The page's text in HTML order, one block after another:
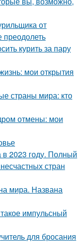
от
преодолеть
курить за пару
мои открытия
страны мира: кто
отмены: мои
2023 году. Полный
стран
мира. Названа
импульсный
для бросания